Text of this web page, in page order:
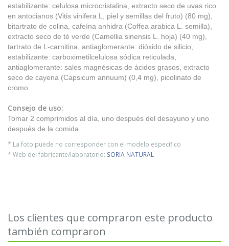
estabilizante: celulosa microcristalina, extracto seco de uvas rico
en antocianos (Vitis vinifera L, piel y semillas del fruto) (80 mg),
bitartrato de colina, cafeína anhidra (Coffea arabica L. semilla),
extracto seco de té verde (Camellia sinensis L. hoja) (40 mg),
tartrato de L-carnitina, antiaglomerante: dióxido de silicio,
estabilizante: carboximetilcelulosa sódica reticulada,
antiaglomerante: sales magnésicas de ácidos grasos, extracto
seco de cayena (Capsicum annuum) (0,4 mg), picolinato de
cromo.
Consejo de uso:
Tomar 2 comprimidos al día, uno después del desayuno y uno
después de la comida.
* La foto puede no corresponder con el modelo específico
* Web del fabricante/laboratorio: SORIA NATURAL
Los clientes que compraron este producto
también compraron